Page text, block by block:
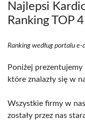
Najlepsi
Ranking TOP
Ranking według portalu e-
Poniżej
które znalazły się w
Wszystkie firmy w
zostały przez nas